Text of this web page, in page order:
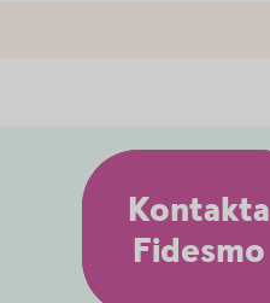
Kontakta
Fidesmo